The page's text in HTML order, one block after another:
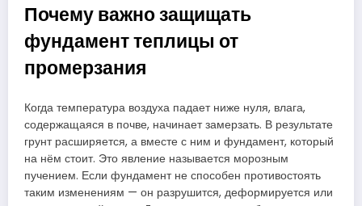
Почему важно защищать
фундамент теплицы от
промерзания
Когда температура воздуха падает ниже нуля, влага,
содержащаяся в почве, начинает замерзать. В результате
грунт расширяется, а вместе с ним и фундамент, который
на нём стоит. Это явление называется морозным
пучением. Если фундамент не способен противостоять
таким изменениям — он разрушится, деформируется или